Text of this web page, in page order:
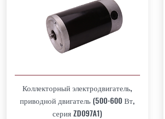
Коллекторный электродвигатель,
приводной двигатель (500-600 Вт,
серия ZD097A1)